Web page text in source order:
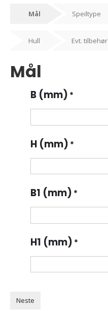
Mål Speiltype
Hull Evt. tilbehør
Mål
B (mm) *
H (mm) *
B1 (mm) *
H1 (mm) *
Neste